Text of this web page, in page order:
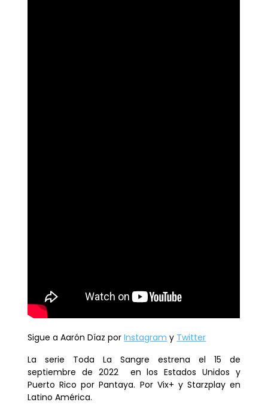
Sigue aAarón Díaz porInstagram y Twitter
La serie Toda La Sangre estrena el 15 de
septiembre de 2022 en los Estados Unidos y
Puerto Rico por Pantaya. Por Vix+ y Starzplay en
Latino América.